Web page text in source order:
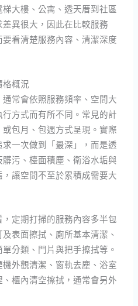
大樓、公寓、透天厝到社區
異很大，因此在比較服務
看清楚服務內容、清潔深度
格概況
常會依照服務頻率、空間大
方式而有所不同。常見的計
包月、包週方式呈現。實際
一次做到「最深」，而是透
污、檯面積塵、衛浴水垢與
讓空間不至於累積成需要大
定期打掃的服務內容多半包
表面擦拭、廁所基本清潔、
分類、門片與把手擦拭等。
外觀清潔、窗軌去塵、浴室
櫃內清空擦拭，通常會另外